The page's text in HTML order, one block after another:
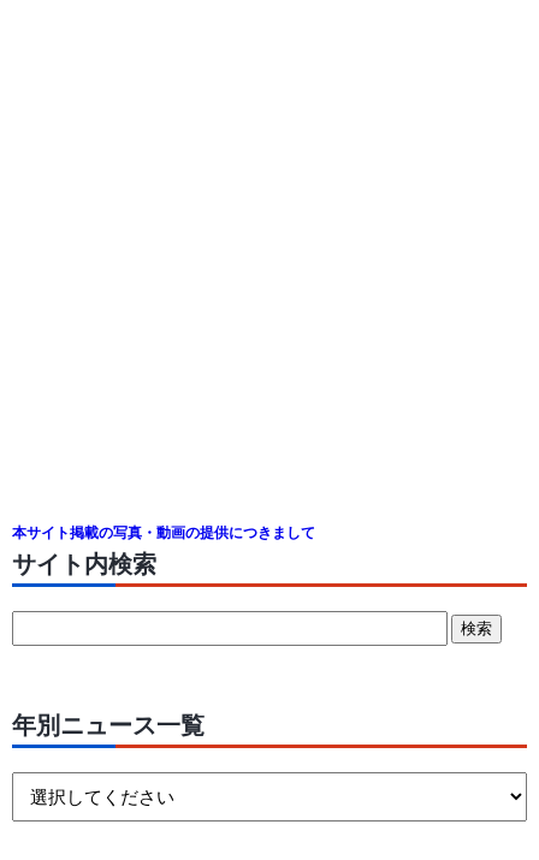
本サイト掲載の写真・動画の提供につきまして
サイト内検索
年別ニュース一覧